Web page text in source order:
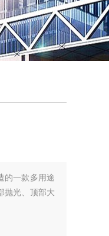
在线
QQ
的一款多用途
抛光、顶部大